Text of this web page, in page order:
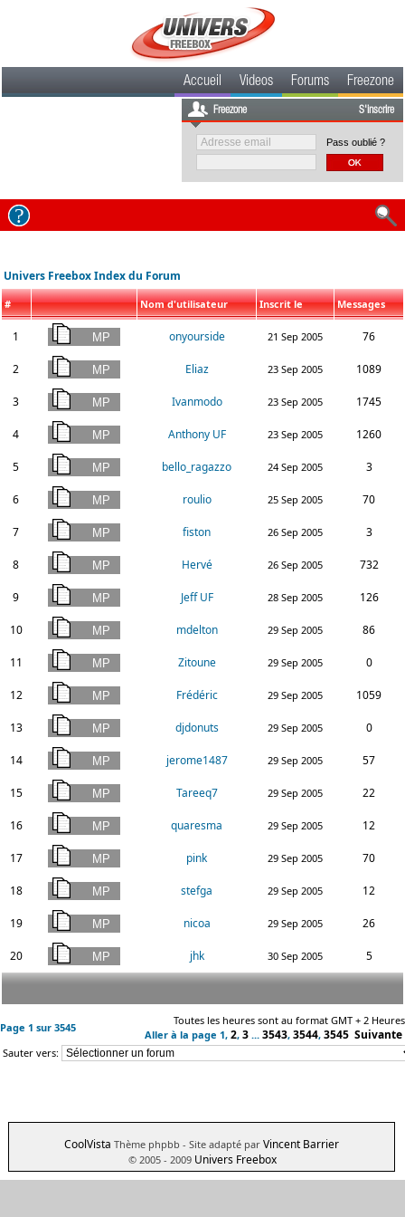
Accueil Videos Forums Freezone
Freezone S'inscrire
Pass oublié ?
Univers Freebox Index du Forum
# Nom d'utilisateur Inscrit le Messages
1 onyourside 21 Sep 2005 76
2 Eliaz 23 Sep 2005 1089
3 Ivanmodo 23 Sep 2005 1745
4 Anthony UF 23 Sep 2005 1260
5 bello_ragazzo 24 Sep 2005 3
6 roulio 25 Sep 2005 70
7 fiston 26 Sep 2005 3
8 Hervé 26 Sep 2005 732
9 Jeff UF 28 Sep 2005 126
10 mdelton 29 Sep 2005 86
11 Zitoune 29 Sep 2005 0
12 Frédéric 29 Sep 2005 1059
13 djdonuts 29 Sep 2005 0
14 jerome1487 29 Sep 2005 57
15 Tareeq7 29 Sep 2005 22
16 quaresma 29 Sep 2005 12
17 pink 29 Sep 2005 70
18 stefga 29 Sep 2005 12
19 nicoa 29 Sep 2005 26
20 jhk 30 Sep 2005 5
Page 1 sur 3545
Toutes les heures sont au format GMT + 2 Heures
Aller à la page 1, 2, 3 ... 3543, 3544, 3545 Suivante
Sauter vers:
CoolVista Thème phpbb - Site adapté par Vincent Barrier
© 2005 - 2009 Univers Freebox